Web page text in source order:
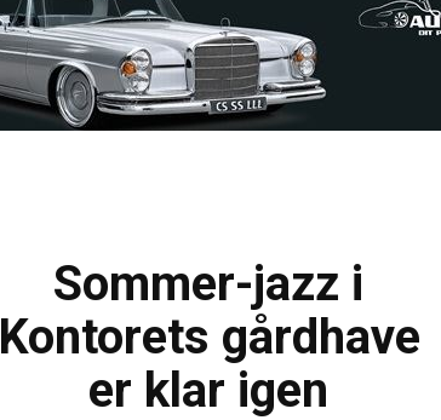
Sommer-jazz i
Kontorets gårdhave
er klar igen